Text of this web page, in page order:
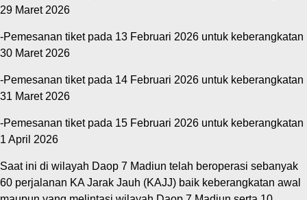
29 Maret 2026
-Pemesanan tiket pada 13 Februari 2026 untuk keberangkatan
30 Maret 2026
-Pemesanan tiket pada 14 Februari 2026 untuk keberangkatan
31 Maret 2026
-Pemesanan tiket pada 15 Februari 2026 untuk keberangkatan
1 April 2026
Saat ini di wilayah Daop 7 Madiun telah beroperasi sebanyak
60 perjalanan KA Jarak Jauh (KAJJ) baik keberangkatan awal